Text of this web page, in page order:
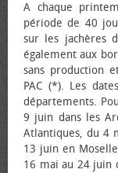
A chaque
période de 40
sur les jachères
également aux
sans production
PAC (*). Les
départements.
9 juin dans les
Atlantiques, du 4
13 juin en
16 mai au 24 juin